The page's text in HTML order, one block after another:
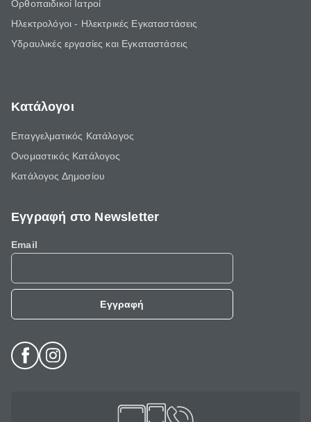
Ορθοπαιδικοί Ιατροί
Ηλεκτρολόγοι - Ηλεκτρικές Εγκαταστάσεις
Υδραυλικές εργασίες και Εγκαταστάσεις
Κατάλογοι
Επαγγελματικός Κατάλογος
Ονομαστικός Κατάλογος
Κατάλογος Δημοσίου
Εγγραφή στο Newsletter
Email
Εγγραφή